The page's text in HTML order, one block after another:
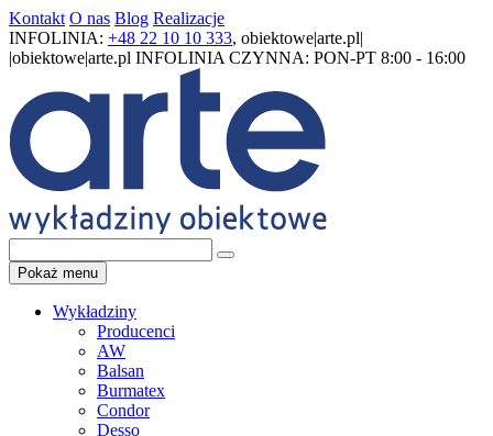
Kontakt O nas Blog Realizacje
INFOLINIA: +48 22 10 10 333, obiektowe|arte.pl|
|obiektowe|arte.pl INFOLINIA CZYNNA: PON-PT 8:00 - 16:00
Pokaż menu
Wykładziny
Producenci
AW
Balsan
Burmatex
Condor
Desso